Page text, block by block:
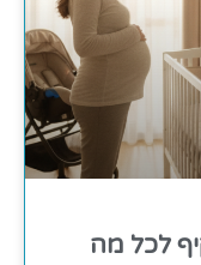
לכל מה